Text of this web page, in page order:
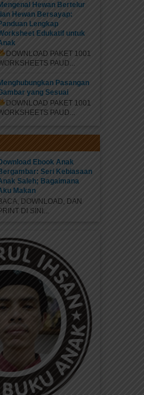
Mengenal Hewan Bertelur
Hewan Bersayap:
Lengkap
Edukatif untuk
DOWNLOAD PAKET 1001
PAUD...
Pasangan
yang Sesuai
DOWNLOAD PAKET 1001
PAUD...
Ebook Anak
Seri Kebiasaan
Saleh; Bagaimana
Makan
DOWNLOAD, DAN
DI SINI...